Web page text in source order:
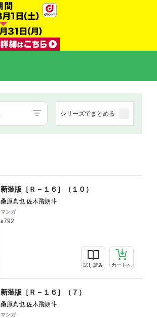
シリーズでまとめる
新装版［Ｒ－１６］（１０）
桑原真也 佐木飛朗斗
マンガ
792
試し読み カートへ
新装版［Ｒ－１６］（７）
桑原真也 佐木飛朗斗
マンガ